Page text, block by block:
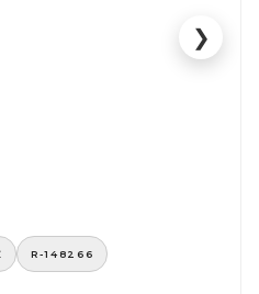
❯
R-148266